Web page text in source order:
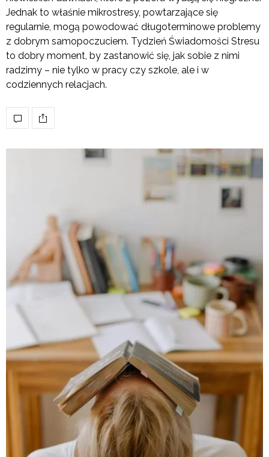
Jednak to właśnie mikrostresy, powtarzające się
regularnie, mogą powodować długoterminowe problemy
z dobrym samopoczuciem. Tydzień Świadomości Stresu
to dobry moment, by zastanowić się, jak sobie z nimi
radzimy – nie tylko w pracy czy szkole, ale i w
codziennych relacjach.